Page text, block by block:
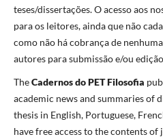
teses/dissertações. O acesso aos
para os leitores, ainda que não
como não há cobrança de
autores para submissão e/ou
TheCadernos do PET Filosofia
academic news and summaries of
thesis in English, Portuguese,
have free access to the contents